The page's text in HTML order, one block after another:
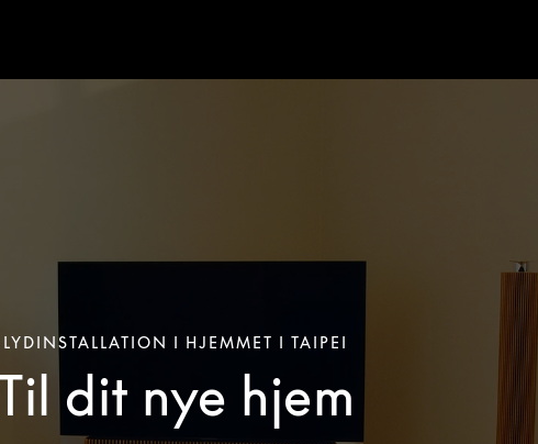
LYDINSTALLATION I HJEMMET I TAIPEI
dit nye hjem